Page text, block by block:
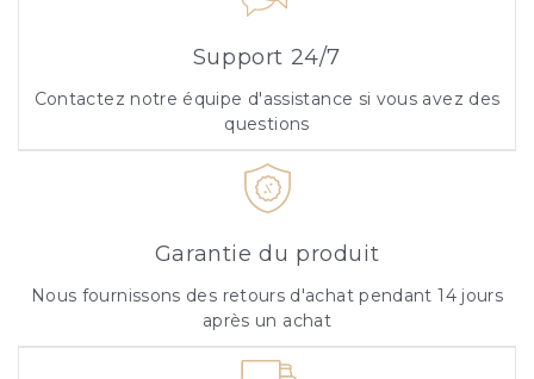
Support 24/7
Contactez notre équipe d'assistance si vous avez des
questions
Garantie du produit
Nous fournissons des retours d'achat pendant 14 jours
après un achat